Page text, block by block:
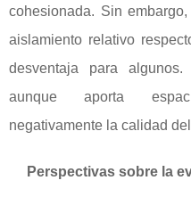
cohesionada. Sin
aislamiento relativo
desventaja para
aunque aporta
negativamente la calidad
Perspectivas sobre la